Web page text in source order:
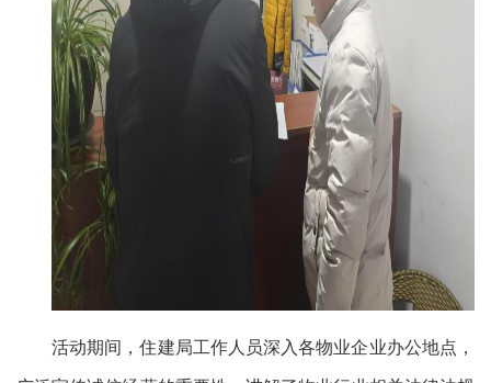
活动期间，住建局工作人员深入各物业企业办公地点，